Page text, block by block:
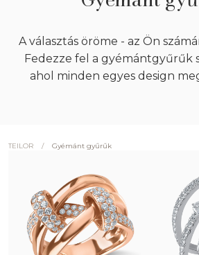
A választás öröme - az Ön
Fedezze fel a gyémántgyűrűk
ahol minden egyes design
TEILOR / Gyémánt gyűrűk